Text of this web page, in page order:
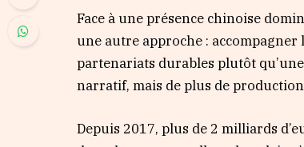
Face à une présence chinoise
une autre approche : accompagner
partenariats durables plutôt
narratif, mais de plus de
Depuis 2017, plus de 2 milliards